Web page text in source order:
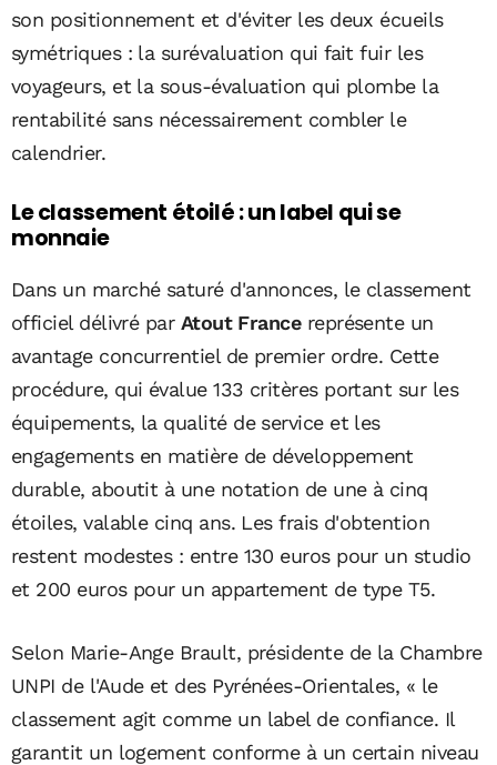
son positionnement et d'éviter les deux écueils
symétriques : la surévaluation qui fait fuir les
voyageurs, et la sous-évaluation qui plombe la
rentabilité sans nécessairement combler le
calendrier.
Le classement étoilé : un label qui se
monnaie
Dans un marché saturé d'annonces, le classement
officiel délivré par Atout Francereprésente un
avantage concurrentiel de premier ordre. Cette
procédure, qui évalue 133 critères portant sur les
équipements, la qualité de service et les
engagements en matière de développement
durable, aboutit à une notation de une à cinq
étoiles, valable cinq ans. Les frais d'obtention
restent modestes : entre 130 euros pour un studio
et 200 euros pour un appartement de type T5.
Selon Marie-Ange Brault, présidente de la Chambre
UNPI de l'Aude et des Pyrénées-Orientales, « le
classement agit comme un label de confiance. Il
garantit un logement conforme à un certain niveau